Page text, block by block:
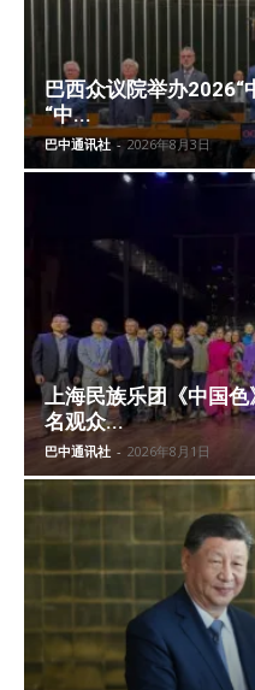
巴西众议院举办2026“
“中...
巴中通讯社 - 2026年8月3日
上海民族乐团《中国
名观众...
巴中通讯社 - 2026年8月1日